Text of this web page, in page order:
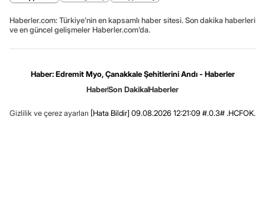
Haberler.com: Türkiye’nin en kapsamlı haber sitesi. Son dakika haberleri
ve en güncel gelişmeler Haberler.com’da.
Haber: Edremit Myo, Çanakkale Şehitlerini Andı - Haberler
HaberSon DakikaHaberler
Gizlilik ve çerez ayarları [Hata Bildir] 09.08.2026 12:21:09 #.0.3# .HCFOK.